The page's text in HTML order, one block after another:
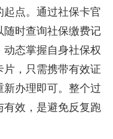
点。通过社保卡官
随时查询社保缴费记
态掌握自身社保权
，只需携带有效证
办理即可。整个过
效，是避免反复跑